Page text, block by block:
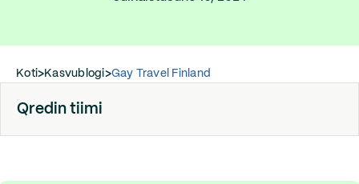
Koti>Kasvublogi>Gay Travel Finland
Qredin tiimi